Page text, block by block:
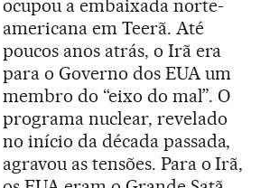
ocupou a embaixada norte-
americana em Teerã. Até
poucos anos atrás, o Irã era
para o Governo dos EUA um
membro do “eixo do mal”. O
programa nuclear, revelado
no início da década passada,
agravou as tensões. Para o Irã,